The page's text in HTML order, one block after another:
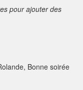
pour ajouter des
Bonne soirée